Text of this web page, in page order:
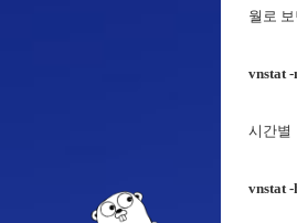
월로 보
vnstat -
시간별
vnstat -